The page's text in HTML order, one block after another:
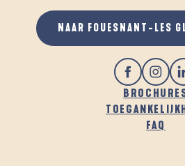
FAQ
NAAR FOUESNANT-LES